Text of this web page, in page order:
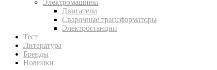
Электромашины
Двигатели
Сварочные трансформаторы
Электростанции
Тест
Литература
Бренды
Новинки